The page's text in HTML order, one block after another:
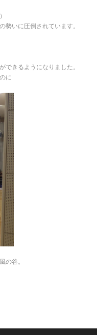
いに圧倒されています。
きるようになりました。
に
の谷。